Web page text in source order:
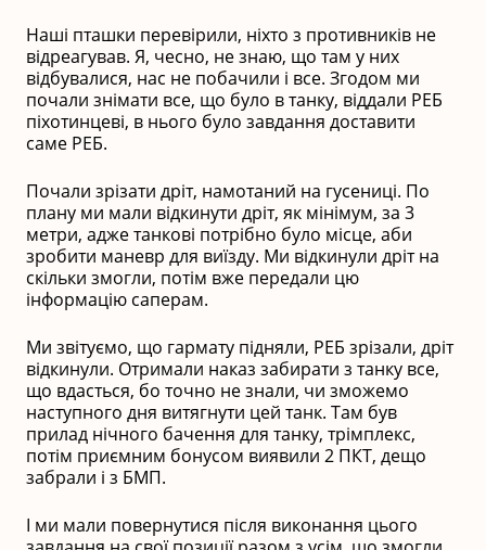
Наші пташки перевірили, ніхто з противників не
відреагував. Я, чесно, не знаю, що там у них
відбувалися, нас не побачили і все. Згодом ми
почали знімати все, що було в танку, віддали РЕБ
піхотинцеві, в нього було завдання доставити
саме РЕБ.
Почали зрізати дріт, намотаний на гусениці. По
плану ми мали відкинути дріт, як мінімум, за 3
метри, адже танкові потрібно було місце, аби
зробити маневр для виїзду. Ми відкинули дріт на
скільки змогли, потім вже передали цю
інформацію саперам.
Ми звітуємо, що гармату підняли, РЕБ зрізали, дріт
відкинули. Отримали наказ забирати з танку все,
що вдасться, бо точно не знали, чи зможемо
наступного дня витягнути цей танк. Там був
прилад нічного бачення для танку, трімплекс,
потім приємним бонусом виявили 2 ПКТ, дещо
забрали і з БМП.
І ми мали повернутися після виконання цього